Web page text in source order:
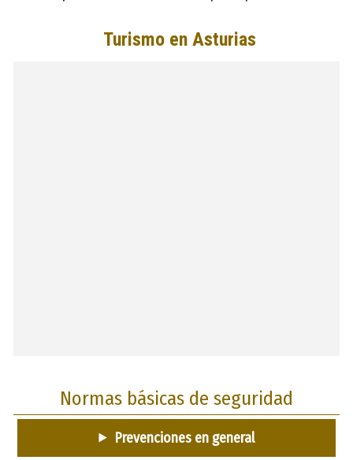
Normas básicas de seguridad
Prevenciones en general